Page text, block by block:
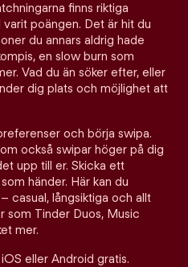
finns riktiga
poängen. Det är hit du
du annars aldrig hade
en slow burn som
Vad du än söker efter, eller
dig plats och möjlighet att
och börja swipa.
också swipar höger på dig
upp till er. Skicka ett
händer. Här kan du
casual, långsiktiga och allt
som Tinder Duos, Music
mer.
eller Android gratis.